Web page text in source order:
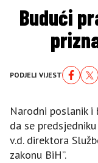
Budući
PODJELI VIJEST
Narodni poslanik i
da se
v.d. direktora
zakonu BiH”.